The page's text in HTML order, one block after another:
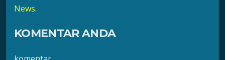
News.
KOMENTAR ANDA